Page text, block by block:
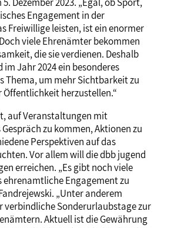
Engagement in der
Freiwillige leisten, ist ein enormer
viele Ehrenämter bekommen
die sie verdienen. Deshalb
im Jahr 2024 ein besonderes
Thema, um mehr Sichtbarkeit zu
herzustellen.“
auf Veranstaltungen mit
zu kommen, Aktionen zu
Perspektiven auf das
Vor allem will die dbb jugend
erreichen. „Es gibt noch viele
ehrenamtliche Engagement zu
„Unter anderem
verbindliche Sonderurlaubstage zur
Aktuell ist die Gewährung